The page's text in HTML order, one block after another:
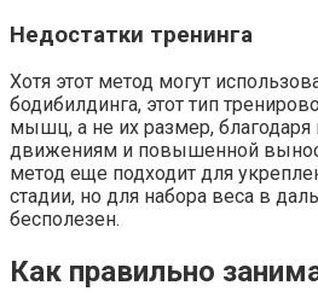
Недостатки тренинга
Хотя этот метод могут
бодибилдинга, этот тип
мышц, а не их размер,
движениям и повышенной
метод еще подходит для
стадии, но для набора веса в
бесполезен.
Как правильно